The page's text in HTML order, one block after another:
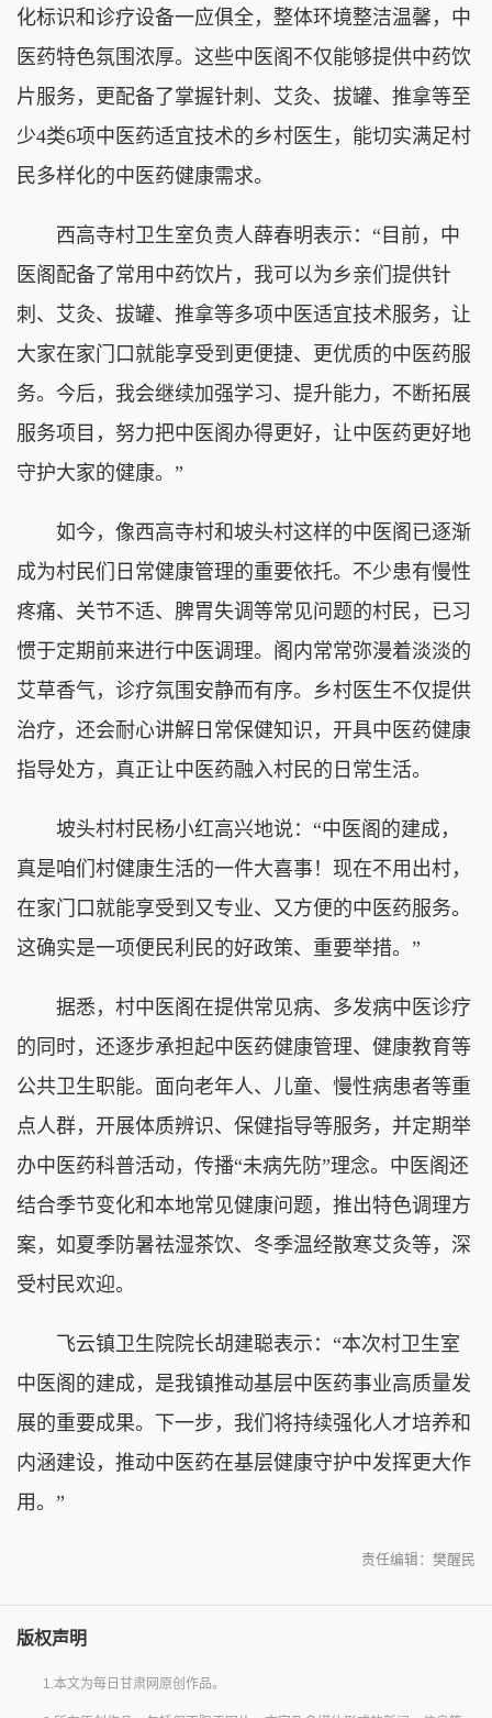
化标识和诊疗设备一应俱全，整体环境整洁温馨，中
医药特色氛围浓厚。这些中医阁不仅能够提供中药饮
片服务，更配备了掌握针刺、艾灸、拔罐、推拿等至
少4类6项中医药适宜技术的乡村医生，能切实满足村
民多样化的中医药健康需求。
西高寺村卫生室负责人薛春明表示：“目前，中
医阁配备了常用中药饮片，我可以为乡亲们提供针
刺、艾灸、拔罐、推拿等多项中医适宜技术服务，让
大家在家门口就能享受到更便捷、更优质的中医药服
务。今后，我会继续加强学习、提升能力，不断拓展
服务项目，努力把中医阁办得更好，让中医药更好地
守护大家的健康。”
如今，像西高寺村和坡头村这样的中医阁已逐渐
成为村民们日常健康管理的重要依托。不少患有慢性
疼痛、关节不适、脾胃失调等常见问题的村民，已习
惯于定期前来进行中医调理。阁内常常弥漫着淡淡的
艾草香气，诊疗氛围安静而有序。乡村医生不仅提供
治疗，还会耐心讲解日常保健知识，开具中医药健康
指导处方，真正让中医药融入村民的日常生活。
坡头村村民杨小红高兴地说：“中医阁的建成，
真是咱们村健康生活的一件大喜事！现在不用出村，
在家门口就能享受到又专业、又方便的中医药服务。
这确实是一项便民利民的好政策、重要举措。”
据悉，村中医阁在提供常见病、多发病中医诊疗
的同时，还逐步承担起中医药健康管理、健康教育等
公共卫生职能。面向老年人、儿童、慢性病患者等重
点人群，开展体质辨识、保健指导等服务，并定期举
办中医药科普活动，传播“未病先防”理念。中医阁还
结合季节变化和本地常见健康问题，推出特色调理方
案，如夏季防暑祛湿茶饮、冬季温经散寒艾灸等，深
受村民欢迎。
飞云镇卫生院院长胡建聪表示：“本次村卫生室
中医阁的建成，是我镇推动基层中医药事业高质量发
展的重要成果。下一步，我们将持续强化人才培养和
内涵建设，推动中医药在基层健康守护中发挥更大作
用。”
责任编辑：樊醒民
版权声明
1.本文为每日甘肃网原创作品。